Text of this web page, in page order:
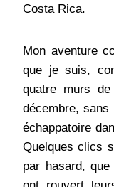
Costa Rica.
Mon aventure
que je suis,
quatre murs
décembre,
échappatoire
Quelques clics
par hasard, que